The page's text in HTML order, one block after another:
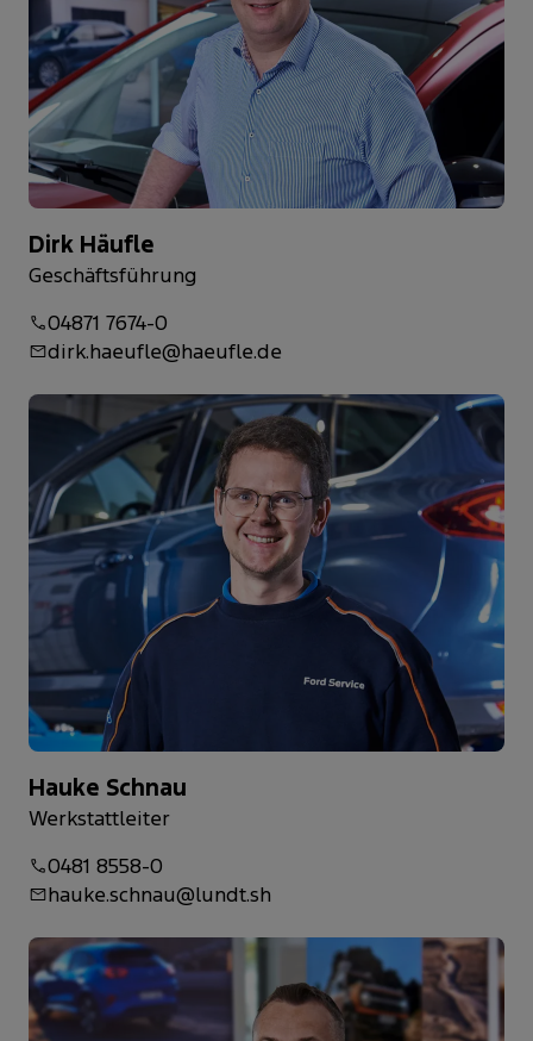
Dirk Häufle
Geschäftsführung
04871 7674-0
dirk.haeufle@haeufle.de
Hauke Schnau
Werkstattleiter
0481 8558-0
hauke.schnau@lundt.sh